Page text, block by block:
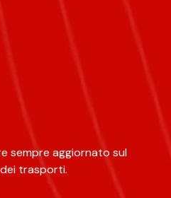
sempre aggiornato sul
trasporti.